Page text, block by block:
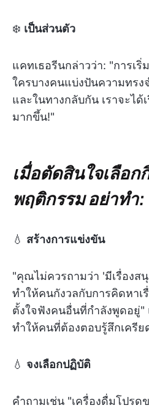
❄️ เป็นส่วนตัว
แคทเธอรีนกล่าวว่า: "การเ
ใครบางคนแบ่งปันความทรง
และในทางกลับกัน เราจะได้
มากขึ้น!"
เมื่อตัดสินใจเลือก
พฤติกรรม อย่าทำ:
💧 สร้างการแข่งขัน
"คุณไม่ควรถามว่า 'มีเรื่องสนุ
ทำให้คนกังวลกับการคิดหาเ
ตั้งใจฟังคนอื่นที่กำลังพูดอยู่
ทำให้คนที่ต้องตอบรู้สึกเครีย
💧 จงเลือกปฏิบัติ
คำถามเช่น "เครื่องดื่มโปรด